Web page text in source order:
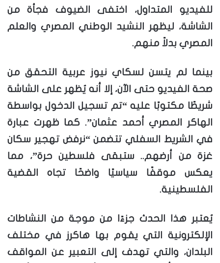
للفيديو المتداول، اختفى الضيوف فجأة من
الشاشة، ليظهر النشيد الوطني المصري والعلم
المصري بدلاً منهم.
بينما لم يتسن لسكاي نيوز عربية التحقق من
صحة الفيديو حتى الآن، إلا أنه يُظهر على الشاشة
شريطًا مكتوبًا عليه “تم تسجيل الدخول بواسطة
الهاكر المصري أحمد عثمان”. كما ظهرت عبارة
في الشريط السفلي تتضمن “نرفض تهجير سكان
غزة من أرضهم.. ستبقى فلسطين حرة”، مما
يعكس موقفًا سياسيًا واضحًا تجاه القضية
الفلسطينية.
يُعتبر هذا الحدث جزءًا من موجة من النشاطات
الإلكترونية التي يقوم بها هاكرز في مختلف
البلدان، والتي تهدف إلى التعبير عن المواقف